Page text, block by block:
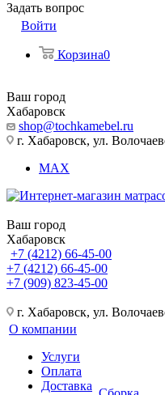
Задать вопрос
Войти
Корзина0
Ваш город
Хабаровск
shop@tochkamebel.ru
г. Хабаровск, ул.
MAX
Ваш город
Хабаровск
+7 (4212) 66-45-00
+7 (4212) 66-45-00
+7 (909) 823-45-00
г. Хабаровск, ул.
О компании
Услуги
Оплата
Доставка